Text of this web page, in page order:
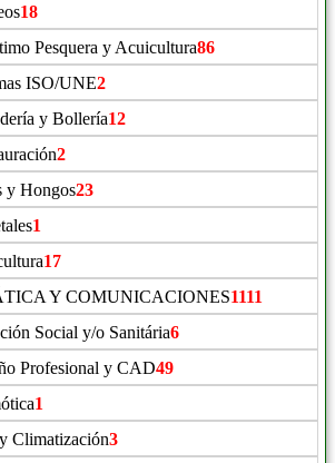
18
Pesquera y Acuicultura86
ISO/UNE2
y Bollería12
2
y Hongos23
1
17
Y COMUNICACIONES1111
Social y/o Sanitária6
Profesional y CAD49
1
Climatización3